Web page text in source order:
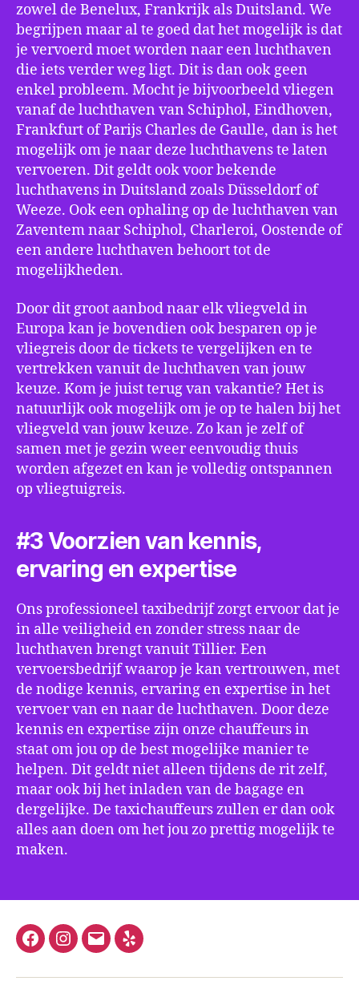
zowel de Benelux, Frankrijk als Duitsland. We
begrijpen maar al te goed dat het mogelijk is dat
je vervoerd moet worden naar een luchthaven
die iets verder weg ligt. Dit is dan ook geen
enkel probleem. Mocht je bijvoorbeeld vliegen
vanaf de luchthaven van Schiphol, Eindhoven,
Frankfurt of Parijs Charles de Gaulle, dan is het
mogelijk om je naar deze luchthavens te laten
vervoeren. Dit geldt ook voor bekende
luchthavens in Duitsland zoals Düsseldorf of
Weeze. Ook een ophaling op de luchthaven van
Zaventem naar Schiphol, Charleroi, Oostende of
een andere luchthaven behoort tot de
mogelijkheden.
Door dit groot aanbod naar elk vliegveld in
Europa kan je bovendien ook besparen op je
vliegreis door de tickets te vergelijken en te
vertrekken vanuit de luchthaven van jouw
keuze. Kom je juist terug van vakantie? Het is
natuurlijk ook mogelijk om je op te halen bij het
vliegveld van jouw keuze. Zo kan je zelf of
samen met je gezin weer eenvoudig thuis
worden afgezet en kan je volledig ontspannen
op vliegtuigreis.
#3 Voorzien van kennis,
ervaring en expertise
Ons professioneel taxibedrijf zorgt ervoor dat je
in alle veiligheid en zonder stress naar de
luchthaven brengt vanuit Tillier. Een
vervoersbedrijf waarop je kan vertrouwen, met
de nodige kennis, ervaring en expertise in het
vervoer van en naar de luchthaven. Door deze
kennis en expertise zijn onze chauffeurs in
staat om jou op de best mogelijke manier te
helpen. Dit geldt niet alleen tijdens de rit zelf,
maar ook bij het inladen van de bagage en
dergelijke. De taxichauffeurs zullen er dan ook
alles aan doen om het jou zo prettig mogelijk te
maken.
FacebookInstagram
E-
Yelp